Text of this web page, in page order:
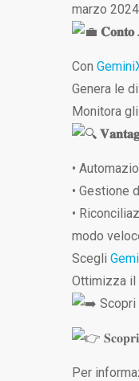
marzo
𝐂𝐨𝐧𝐭𝐨
Con
Genera le
Monitora
•
• Gestione
•
modo
Scegli
Ottimizza il
Scopri
Per